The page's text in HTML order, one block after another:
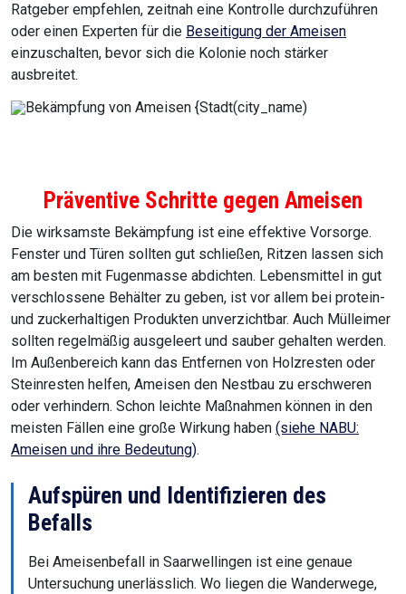
Ratgeber empfehlen, zeitnah eine Kontrolle durchzuführen
oder einen Experten für die Beseitigung der Ameisen
einzuschalten, bevor sich die Kolonie noch stärker
ausbreitet.
Präventive Schritte gegen Ameisen
Die wirksamste Bekämpfung ist eine effektive Vorsorge.
Fenster und Türen sollten gut schließen, Ritzen lassen sich
am besten mit Fugenmasse abdichten. Lebensmittel in gut
verschlossene Behälter zu geben, ist vor allem bei protein-
und zuckerhaltigen Produkten unverzichtbar. Auch Mülleimer
sollten regelmäßig ausgeleert und sauber gehalten werden.
Im Außenbereich kann das Entfernen von Holzresten oder
Steinresten helfen, Ameisen den Nestbau zu erschweren
oder verhindern. Schon leichte Maßnahmen können in den
meisten Fällen eine große Wirkung haben (siehe NABU:
Ameisen und ihre Bedeutung).
Aufspüren und Identifizieren des
Befalls
Bei Ameisenbefall in Saarwellingen ist eine genaue
Untersuchung unerlässlich. Wo liegen die Wanderwege,